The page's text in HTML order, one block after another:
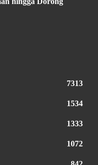
7313
1534
1333
1072